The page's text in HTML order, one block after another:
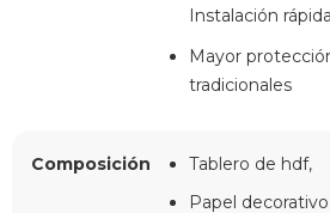
Instalación
Mayor
tradicionales
Composición
Tablero de hdf,
Papel